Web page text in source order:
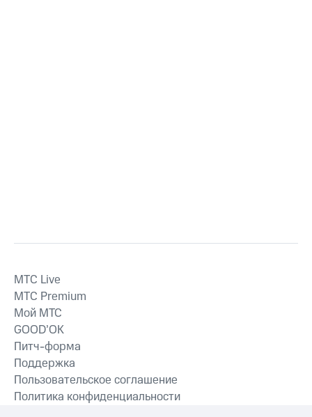
MTС Live
MTС Premium
Мой МТС
GOOD’OK
Питч-форма
Поддержка
Пользовательское соглашение
Политика конфиденциальности